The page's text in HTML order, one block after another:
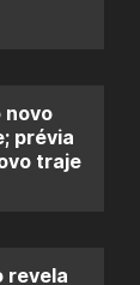
novo
prévia
traje
revela